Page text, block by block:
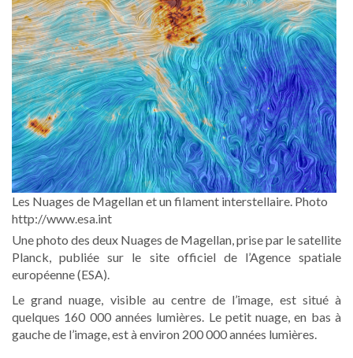
Les Nuages de Magellan et un filament interstellaire. Photo
http://www.esa.int
Une photo des deux Nuages de Magellan, prise par le satellite
Planck, publiée sur le site officiel de l’Agence spatiale
européenne (ESA).
Le grand nuage, visible au centre de l’image, est situé à
quelques 160 000 années lumières. Le petit nuage, en bas à
gauche de l’image, est à environ 200 000 années lumières.